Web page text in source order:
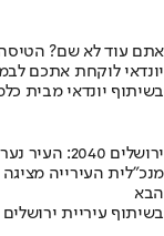
אתם עוד לא שם? הטיסה
יונדאי לוקחת אתכם
בשיתוף יונדאי מבית
ירושלים 2040: העיר נערכת ל- 1.5 מליון תושבים
מנכ"לית העירייה
הבא
בשיתוף עיריית ירושלים